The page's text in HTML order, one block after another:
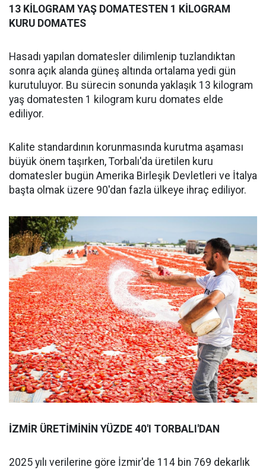
13 KİLOGRAM YAŞ DOMATESTEN 1 KİLOGRAM
KURU DOMATES
Hasadı yapılan domatesler dilimlenip tuzlandıktan
sonra açık alanda güneş altında ortalama yedi gün
kurutuluyor. Bu sürecin sonunda yaklaşık 13 kilogram
yaş domatesten 1 kilogram kuru domates elde
ediliyor.
Kalite standardının korunmasında kurutma aşaması
büyük önem taşırken, Torbalı'da üretilen kuru
domatesler bugün Amerika Birleşik Devletleri ve İtalya
başta olmak üzere 90'dan fazla ülkeye ihraç ediliyor.
İZMİR ÜRETİMİNİN YÜZDE 40'I TORBALI'DAN
2025 yılı verilerine göre İzmir'de 114 bin 769 dekarlık